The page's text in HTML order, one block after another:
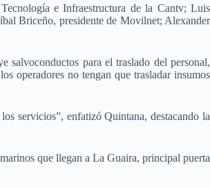
e Infraestructura de la Cantv; Luis
Briceño, presidente de Movilnet; Alexander
salvoconductos para el traslado del personal,
operadores no tengan que trasladar insumos
servicios”, enfatizó Quintana, destacando la
que llegan a La Guaira, principal puerta